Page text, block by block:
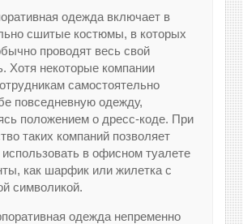
одежда включает в
сшитые костюмы, в которых
проводят весь свой
Хотя некоторые компании
самостоятельно
повседневную одежду,
положением о дресс-коде. При
таких компаний позволяет
в офисном туалете
как шарфик или жилетка с
символикой.
одежда непременно